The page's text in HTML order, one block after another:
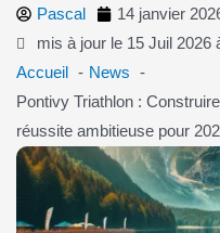
Pascal 14 janvier
mis à jour le 15 Juil 2026
Accueil
News
Pontivy Triathlon :
réussite ambitieuse pour